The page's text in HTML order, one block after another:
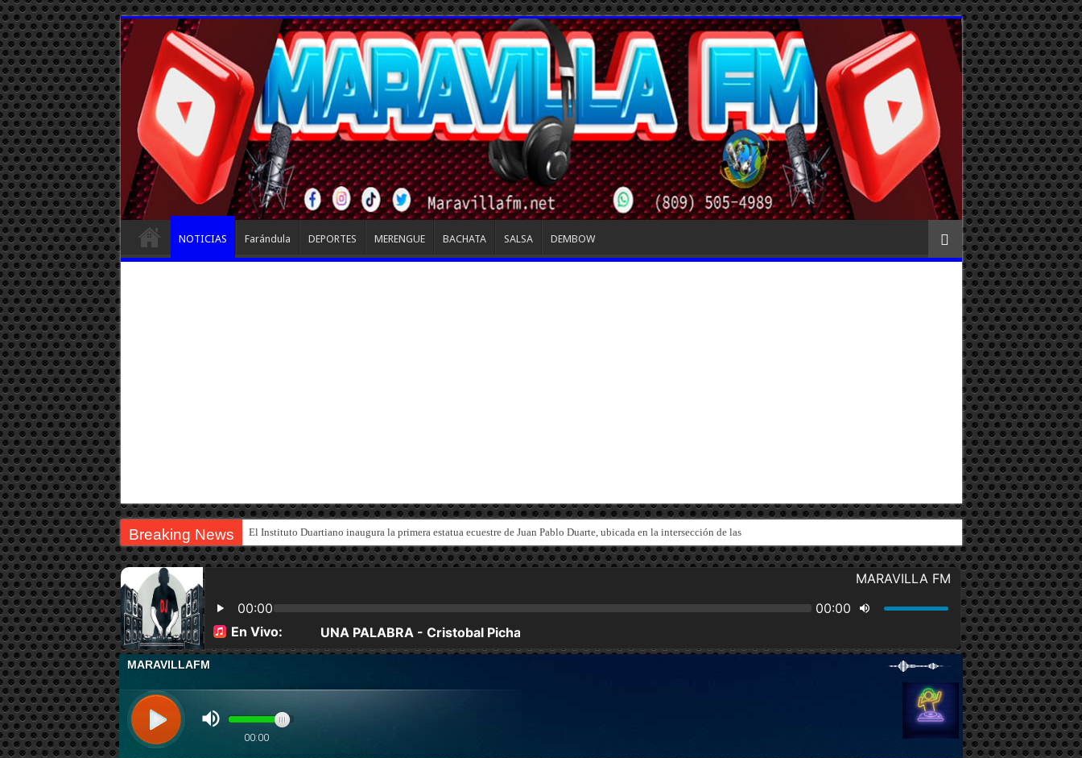
NOTICIAS Farándula DEPORTES MERENGUE BACHATA SALSA DEMBOW
Breaking News